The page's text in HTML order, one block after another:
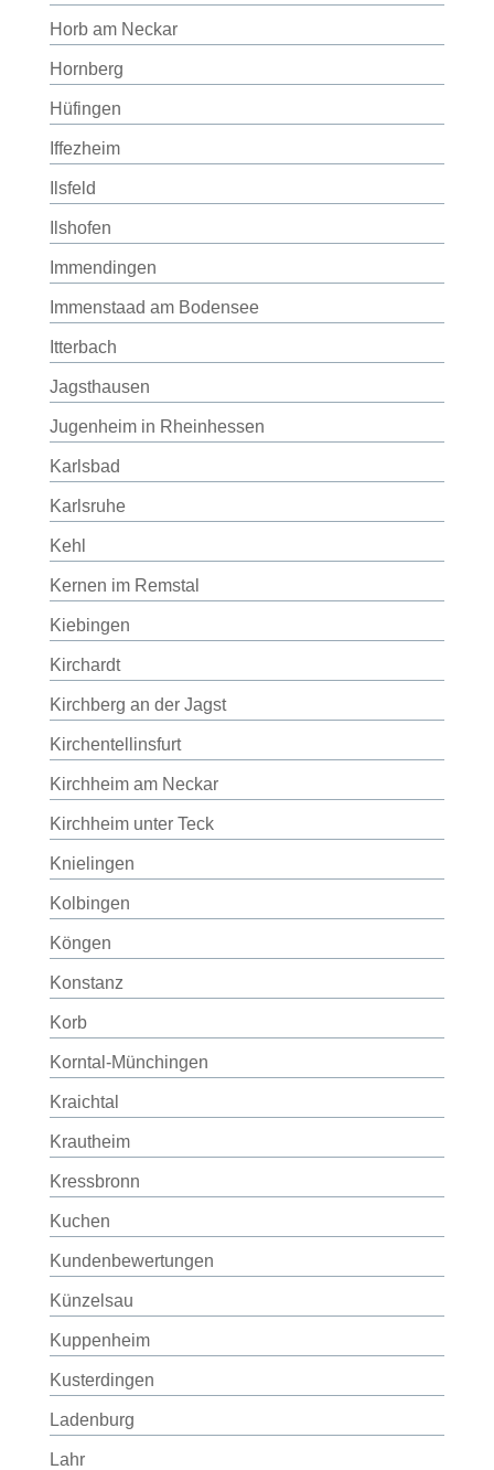
Horb am Neckar
Hornberg
Hüfingen
Iffezheim
Ilsfeld
Ilshofen
Immendingen
Immenstaad am Bodensee
Itterbach
Jagsthausen
Jugenheim in Rheinhessen
Karlsbad
Karlsruhe
Kehl
Kernen im Remstal
Kiebingen
Kirchardt
Kirchberg an der Jagst
Kirchentellinsfurt
Kirchheim am Neckar
Kirchheim unter Teck
Knielingen
Kolbingen
Köngen
Konstanz
Korb
Korntal-Münchingen
Kraichtal
Krautheim
Kressbronn
Kuchen
Kundenbewertungen
Künzelsau
Kuppenheim
Kusterdingen
Ladenburg
Lahr